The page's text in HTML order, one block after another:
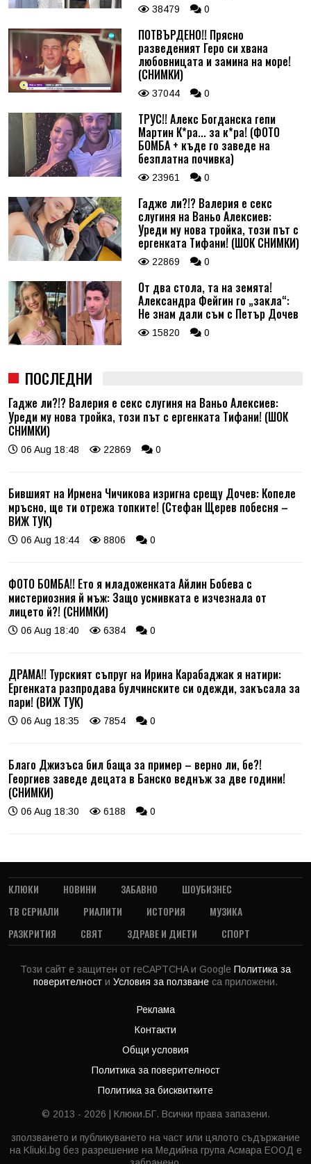
38479 0
ПОТВЪРДЕНО!! Прясно
разведеният Геро си хвана
любовницата и замина на море!
(СНИМКИ)
37044 0
ТРУС!! Алекс Богданска гепи
Мартин К*ра... за к*ра! (ФОТО
БОМБА + къде го заведе на
безплатна почивка)
23961 0
Гадже ли?!? Валерия е секс
слугиня на Ваньо Алексиев:
Уреди му нова тройка, този път с
ергенката Тифани! (ШОК СНИМКИ)
22869 0
От два стола, та на земята!
Александра Фейгин го „закла“:
Не знам дали съм с Петър Дочев
15820 0
ПОСЛЕДНИ
Гадже ли?!? Валерия е секс слугиня на Ваньо Алексиев:
Уреди му нова тройка, този път с ергенката Тифани! (ШОК
СНИМКИ)
06 Aug 18:48 22869 0
Бившият на Ирмена Чичикова изригна срещу Дочев: Копеле
мръсно, ще ти отрежа топките! (Стефан Щерев побесня –
ВИЖ ТУК)
06 Aug 18:44 8806 0
ФОТО БОМБА!! Ето я младоженката Айлин Бобева с
мистериозния й мъж: Защо усмивката е изчезнала от
лицето й?! (СНИМКИ)
06 Aug 18:40 6384 0
ДРАМА!! Турският съпруг на Ирина Карабаджак я натири:
Ергенката разпродава булчинските си одежди, закъсала за
пари! (ВИЖ ТУК)
06 Aug 18:35 7854 0
Благо Джизъса бил баща за пример – верно ли, бе?!
Георгиев заведе децата в Банско веднъж за две години!
(СНИМКИ)
06 Aug 18:30 6188 0
КЛЮКИ НОВИНИ ЗАБАВНО
ШОУБИЗНЕС
ТВ СЕРИАЛИ
РИАЛИТИ ИСТОРИЯ
МУЗИКА
РАЗКРИТИЯ
СВЯТ ЗДРАВЕ И ДИЕТИ СПОРТ
Този сайт е защитен от reCAPTCHA и Google Политика за
поверителност и Условия за ползване са приложени.
Реклама
Контакти
Общи условия
Политика за поверителност
Политика за бисквитките
© 2013 - 2026 | Клюки.БГ. Всички права запазени.
зползването и публикуването на част или цялото съдържание
на Kliuki.bg без разрешение на Медийна група Асмара ЕООД е